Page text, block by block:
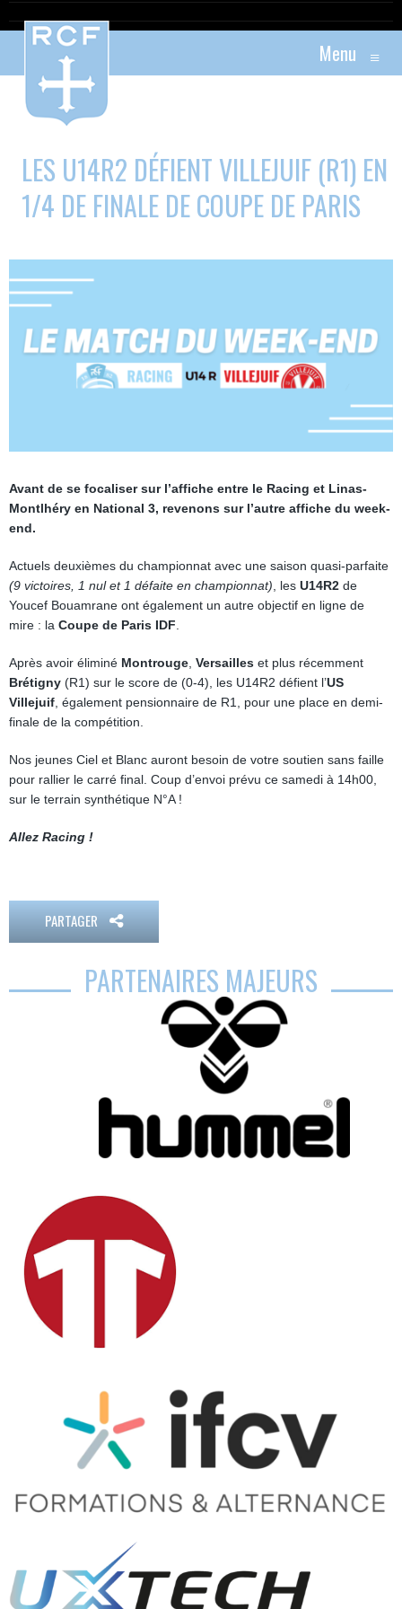
Menu ≡
LES U14R2 DÉFIENT VILLEJUIF (R1) EN
1/4 DE FINALE DE COUPE DE PARIS
Avant de se focaliser sur l’affiche entre le Racing et Linas-
Montlhéry en National 3, revenons sur l’autre affiche du week-
end.
Actuels deuxièmes du championnat avec une saison quasi-parfaite
(9 victoires, 1 nul et 1 défaite en championnat) , les U14R2 de
Youcef Bouamrane ont également un autre objectif en ligne de
mire : la Coupe de Paris IDF
Après avoir éliminé Montrouge Versailles et plus récemment
Brétigny (R1) sur le score de (0-4), les U14R2 défient l’US
Villejuif , également pensionnaire de R1, pour une place en demi-
finale de la compétition.
Nos jeunes Ciel et Blanc auront besoin de votre soutien sans faille
pour rallier le carré final. Coup d’envoi prévu ce samedi à 14h00,
sur le terrain synthétique N°A !
Allez Racing !
PARTAGER
PARTENAIRES MAJEURS